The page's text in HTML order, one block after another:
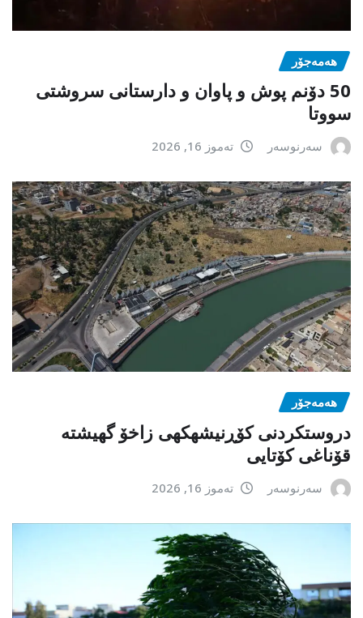
هەمەجۆر
50 دۆنم پوش و پاوان و دارستانی سروشتی
سووتا
سەرنوسەر تەموز 16, 2026
هەمەجۆر
دروستکردنی کۆڕنیشهكهی زاخۆ گهیشته
قۆناغی کۆتایی
سەرنوسەر تەموز 16, 2026